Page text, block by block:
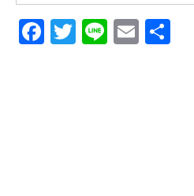
Facebook
Twitter
LineEmail